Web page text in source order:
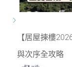
【居屋揀樓
與次序全攻略